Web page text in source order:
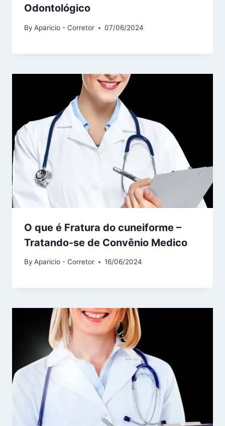
Odontológico
By Aparicio - Corretor 07/06/2024
O que é Fratura do cuneiforme –
Tratando-se de Convênio Medico
By Aparicio - Corretor 16/06/2024